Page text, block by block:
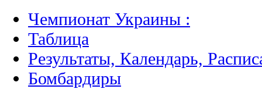
Чемпионат Украины :
Таблица
Результаты, Календарь,
Бомбардиры